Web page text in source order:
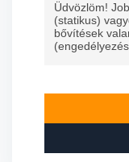
Üdvözlöm!
(statikus)
bővítések